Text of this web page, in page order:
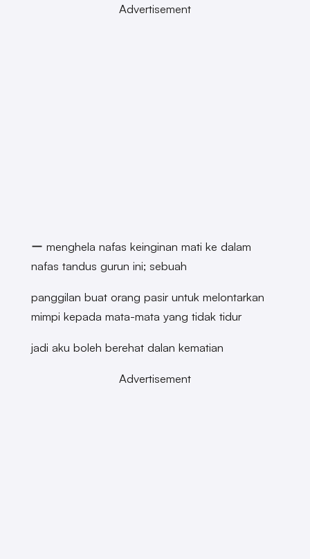
Advertisement
ー menghela nafas keinginan mati ke dalam
nafas tandus gurun ini; sebuah
panggilan buat orang pasir untuk melontarkan
mimpi kepada mata-mata yang tidak tidur
jadi aku boleh berehat dalan kematian
Advertisement